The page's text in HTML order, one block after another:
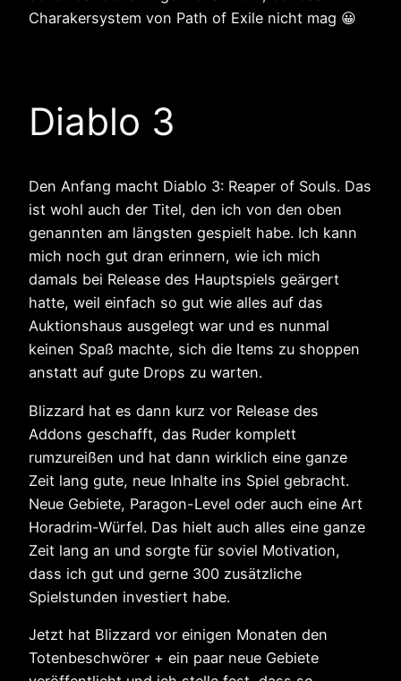
Charakersystem von Path of Exile nicht mag 😀
Diablo 3
Den Anfang macht Diablo 3: Reaper of Souls. Das
ist wohl auch der Titel, den ich von den oben
genannten am längsten gespielt habe. Ich kann
mich noch gut dran erinnern, wie ich mich
damals bei Release des Hauptspiels geärgert
hatte, weil einfach so gut wie alles auf das
Auktionshaus ausgelegt war und es nunmal
keinen Spaß machte, sich die Items zu shoppen
anstatt auf gute Drops zu warten.
Blizzard hat es dann kurz vor Release des
Addons geschafft, das Ruder komplett
rumzureißen und hat dann wirklich eine ganze
Zeit lang gute, neue Inhalte ins Spiel gebracht.
Neue Gebiete, Paragon-Level oder auch eine Art
Horadrim-Würfel. Das hielt auch alles eine ganze
Zeit lang an und sorgte für soviel Motivation,
dass ich gut und gerne 300 zusätzliche
Spielstunden investiert habe.
Jetzt hat Blizzard vor einigen Monaten den
Totenbeschwörer + ein paar neue Gebiete